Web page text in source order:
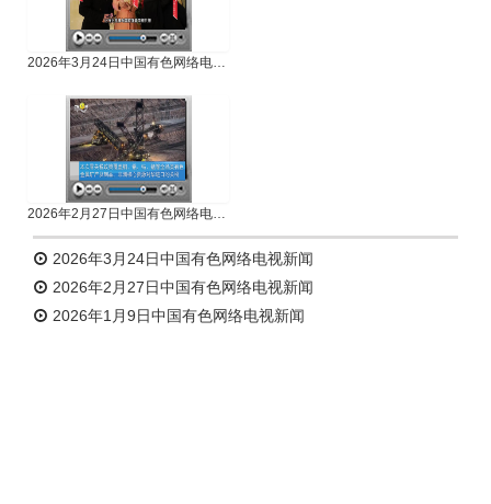
2026年3月24日中国有色网络电视新闻
2026年2月27日中国有色网络电视新闻
2026年3月24日中国有色网络电视新闻
2026年2月27日中国有色网络电视新闻
2026年1月9日中国有色网络电视新闻